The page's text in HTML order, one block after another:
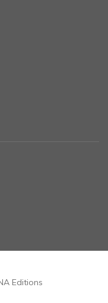
Editions